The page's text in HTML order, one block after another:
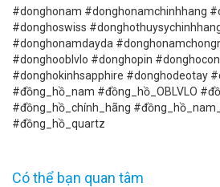
#donghonam #donghonamchinhhang
#donghoswiss
#donghonamdayda
#donghooblvlo #donghopin
#donghokinhsapphire #donghodeotay
#đồng_hồ_nam #đồng_hồ_OBLVLO
#đồng_hồ_chính_hãng
#đồng_hồ_quartz
Có thể bạn quan tâm